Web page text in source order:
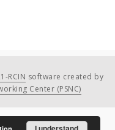
RCIN software created by
Center (PSNC)